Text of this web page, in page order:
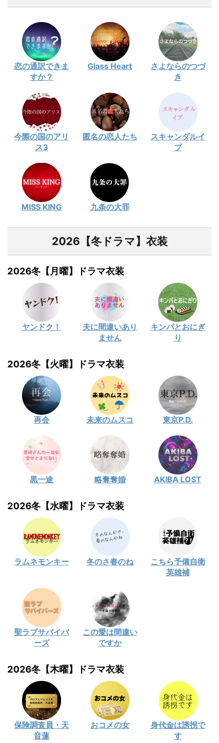
恋の通訳できま
すか？
Glass Heart
さよならのつづ
き
今際の国のアリ
ス3
匿名の恋人たち
スキャンダルイ
ブ
MISS KING 九条の大罪
2026【冬ドラマ】衣装
2026冬【月曜】ドラマ衣装
ヤンドク！
夫に間違いあり
ません
キンパとおにぎ
り
2026冬【火曜】ドラマ衣装
再会 未来のムスコ 東京P.D.
黒一途 略奪奪婚 AKIBA LOST
2026冬【水曜】ドラマ衣装
ラムネモンキー 冬のさ春のね
こちら予備自衛
英雄補
聖ラブサバイバ
ーズ
この愛は間違い
ですか
2026冬【木曜】ドラマ衣装
保険調査員・天
音蓮
おコメの女
身代金は誘拐で
す